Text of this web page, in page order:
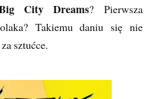
City Dreams? Pierwsza
Takiemu daniu się nie
sztućce.